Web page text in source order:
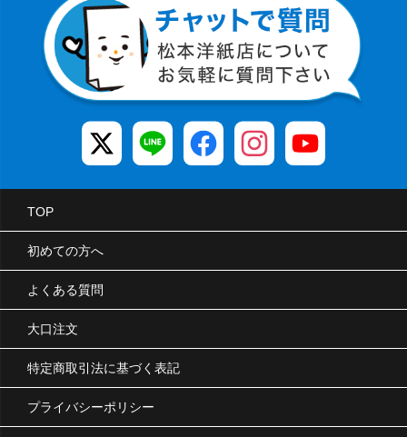
TOP
初めての方へ
よくある質問
大口注文
特定商取引法に基づく表記
プライバシーポリシー